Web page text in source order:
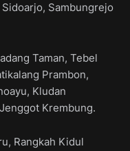
Sambungrejo
Taman, Tebel
Prambon,
Kludan
Krembung.
Rangkah Kidul